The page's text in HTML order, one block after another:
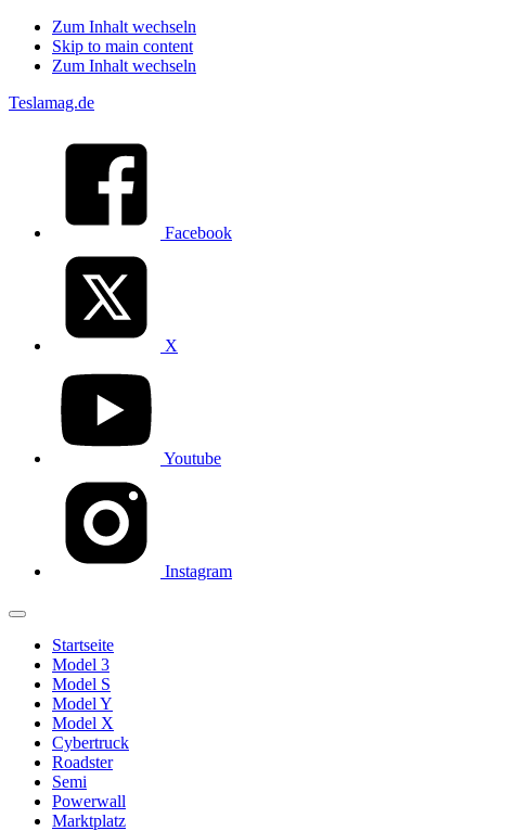
Zum Inhalt wechseln
Skip to main content
Zum Inhalt wechseln
Teslamag.de
Facebook
X
Youtube
Instagram
Startseite
Model 3
Model S
Model Y
Model X
Cybertruck
Roadster
Semi
Powerwall
Marktplatz